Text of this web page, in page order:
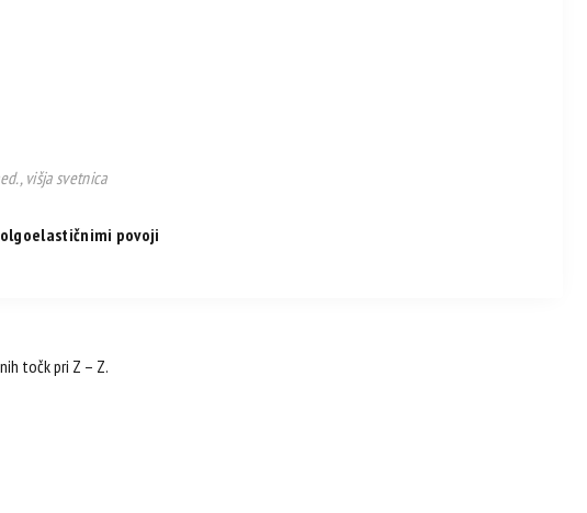
višja svetnica
povoji
točk pri Z – Z.